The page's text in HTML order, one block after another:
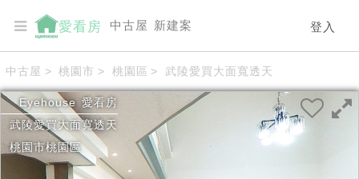
愛看房 登入
中古屋 新建案
中古屋 > 桃園市 > 桃園區 > 武陵愛買大面寬透天
Eyehouse 愛看房
武陵愛買大面寬透天
桃園市桃園區